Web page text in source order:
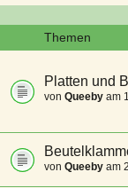
Themen
Platten und
von Queeby am
von Queeby am